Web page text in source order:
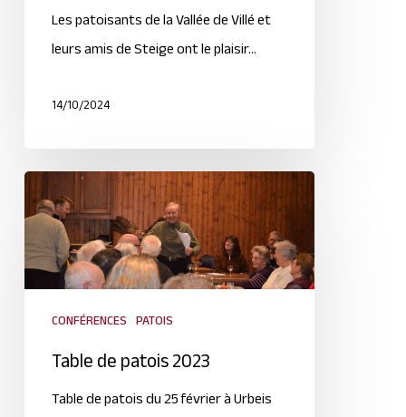
Les patoisants de la Vallée de Villé et
leurs amis de Steige ont le plaisir…
14/10/2024
CONFÉRENCES PATOIS
Table de patois 2023
Table de patois du 25 février à Urbeis